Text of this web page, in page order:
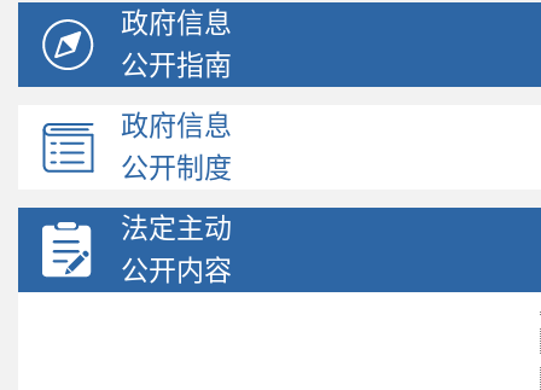
政府信息
公开指南
政府信息
公开制度
法定主动
公开内容